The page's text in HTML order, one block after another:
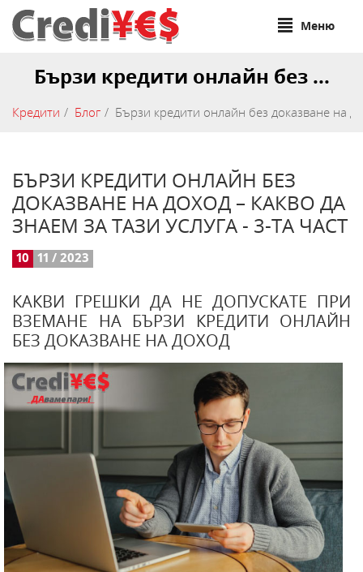
Меню
Бързи кредити онлайн без ...
Кредити Блог Бързи кредити онлайн без доказване на
БЪРЗИ КРЕДИТИ ОНЛАЙН БЕЗ
ДОКАЗВАНЕ НА ДОХОД – КАКВО ДА
ЗНАЕМ ЗА ТАЗИ УСЛУГА - 3-ТА ЧАСТ
10 11 / 2023
КАКВИ ГРЕШКИ ДА НЕ ДОПУСКАТЕ ПРИ
ВЗЕМАНЕ НА БЪРЗИ КРЕДИТИ ОНЛАЙН
БЕЗ ДОКАЗВАНЕ НА ДОХОД